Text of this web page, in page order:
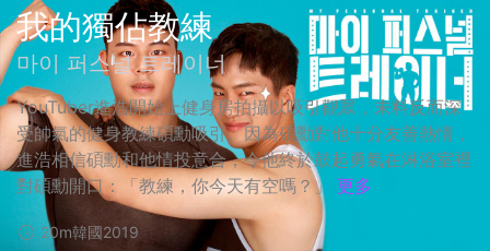
我的獨佔教練
마이 퍼스널 트레이너
YouTuber進浩開始上健身房拍攝以吸引觀眾，未料反而深
受帥氣的健身教練碩勳吸引。因為碩勳對他十分友善熱情，
進浩相信碩勳和他情投意合，令他終於鼓起勇氣在淋浴室裡
對碩勳開口：「教練，你今天有空嗎？」 更多
20m韓國2019